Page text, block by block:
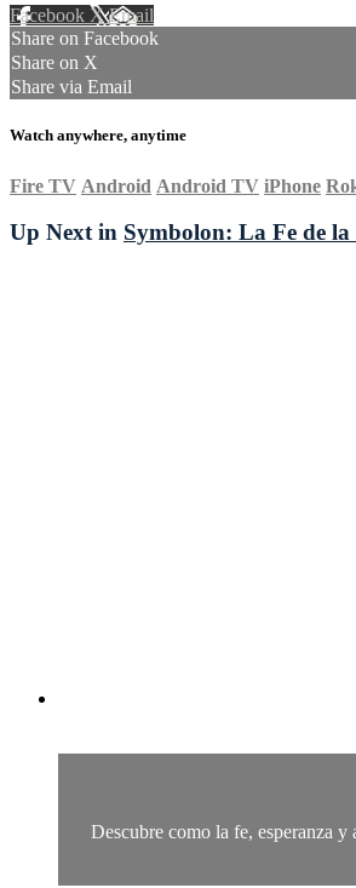
Facebook XEmail
Share on Facebook
Share on X
Share via Email
Watch anywhere, anytime
Fire TV Android Android TV iPhone
Up Next in Symbolon: La Fe de la
Descubre como la fe, esperanza